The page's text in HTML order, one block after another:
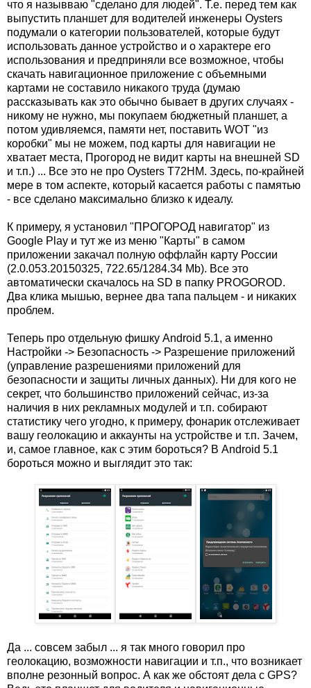
что я назывваю "сделано для людей". Т.е. перед тем как
выпустить планшет для водителей инженеры Oysters
подумали о категории пользователей, которые будут
использовать данное устройство и о характере его
использования и предприняли все возможное, чтобы
скачать навигационное приложение с объемными
картами не составило никакого труда (думаю
рассказывать как это обычно бывает в других случаях -
никому не нужно, мы покупаем бюджетный планшет, а
потом удивляемся, памяти нет, поставить WOT "из
коробки" мы не можем, под карты для навигации не
хватает места, Прогород не видит карты на внешней SD
и т.п.) ... Все это не про Oysters T72HM. Здесь, по-крайней
мере в том аспекте, который касается работы с памятью
- все сделано максимально близко к идеалу.
К примеру, я установил "ПРОГОРОД навигатор" из
Google Play и тут же из меню "Карты" в самом
приложении закачал полную оффлайн карту России
(2.0.053.20150325, 722.65/1284.34 Mb). Все это
автоматически скачалось на SD в папку PROGOROD.
Два клика мышью, вернее два тапа пальцем - и никаких
проблем.
Теперь про отдельную фишку Android 5.1, а именно
Настройки -> Безопасность -> Разрешение приложений
(управление разрешениями приложений для
безопасности и защиты личных данных). Ни для кого не
секрет, что большинство приложений сейчас, из-за
наличия в них рекламных модулей и т.п. собирают
статистику чего угодно, к примеру, фонарик отслеживает
вашу геолокацию и аккаунты на устройстве и т.п. Зачем,
и, самое главное, как с этим бороться? В Android 5.1
бороться можно и выглядит это так:
Да ... совсем забыл ... я так много говорил про
геолокацию, возможности навигации и т.п., что возникает
вполне резонный вопрос. А как же обстоят дела с GPS?